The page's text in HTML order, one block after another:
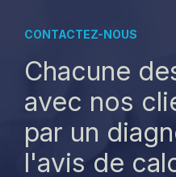
CONTACTEZ-NOUS
Chacune
avec nos
par un
l'avis de